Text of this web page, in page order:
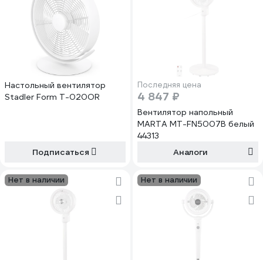
Настольный вентилятор
Stadler Form T-020OR
Подписаться
Последняя цена
4 847 ₽
Вентилятор напольный
MARTA MT-FN5007B белый
44313
Аналоги
Нет в наличии Нет в наличии